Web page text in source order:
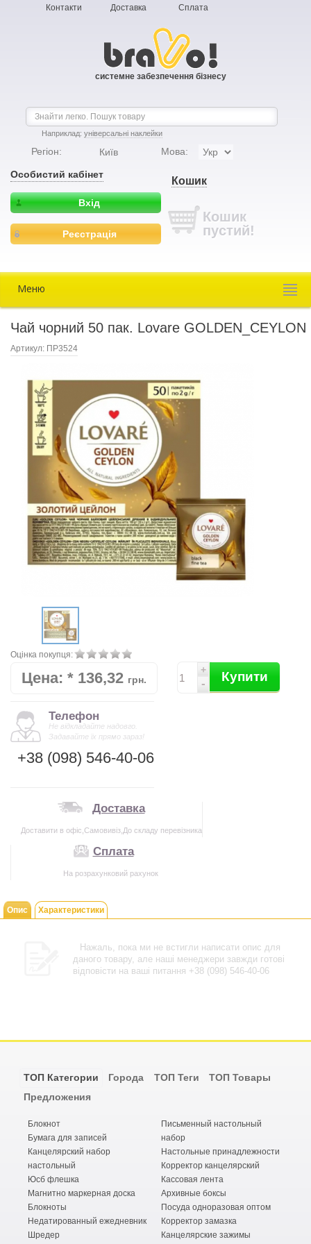
Контакти Доставка Сплата
системне забезпечення бізнесу
Наприклад: універсальні наклейки
Регіон: Київ Мова:
Особистий кабінет
Вхід
Реєстрація
Кошик
Кошик
пустий!
Меню
Чай чорний 50 пак. Lovare GOLDEN_CEYLON
Артикул: ПР3524
Оцінка покупця:
Цена: * 136,32 грн.
+
- Купити
Телефон
Не відкладайте надовго.
Задавайте їх прямо зараз!
+38 (098) 546-40-06
Доставка
Доставити в офіс,Самовивіз,До складу перевізника
Сплата
На розрахунковий рахунок
Опис Характеристики
Нажаль, пока ми не встигли написати опис для
даного товару, але наші менеджери завжди готові
відповісти на ваші питання +38 (098) 546-40-06
ТОП Категории Города ТОП Теги
ТОП Товары
Предложения
Блокнот
Бумага для записей
Канцелярский набор
настольный
Юсб флешка
Магнитно маркерная доска
Блокноты
Недатированный ежедневник
Шредер
Письменный настольный
набор
Настольные принадлежности
Корректор канцелярский
Кассовая лента
Архивные боксы
Посуда одноразовая оптом
Корректор замазка
Канцелярские зажимы